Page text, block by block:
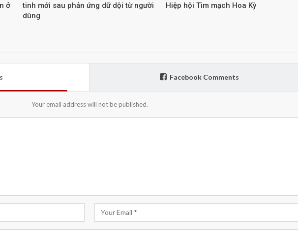
ở
tinh mới sau phản ứng dữ dội từ người
dùng
Hiệp hội Tim mạch Hoa Kỳ
Facebook Comments
Your email address will not be published.